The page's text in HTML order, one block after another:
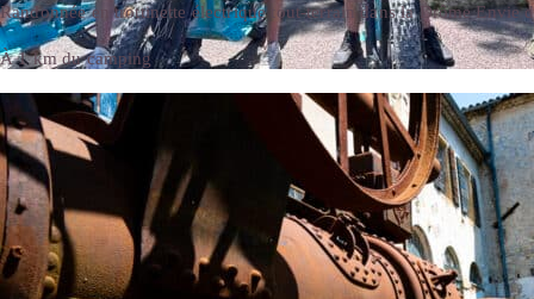
Randonnée en trottinette électrique tout-terrain dans la Drôme Envie
À 1 km du camping